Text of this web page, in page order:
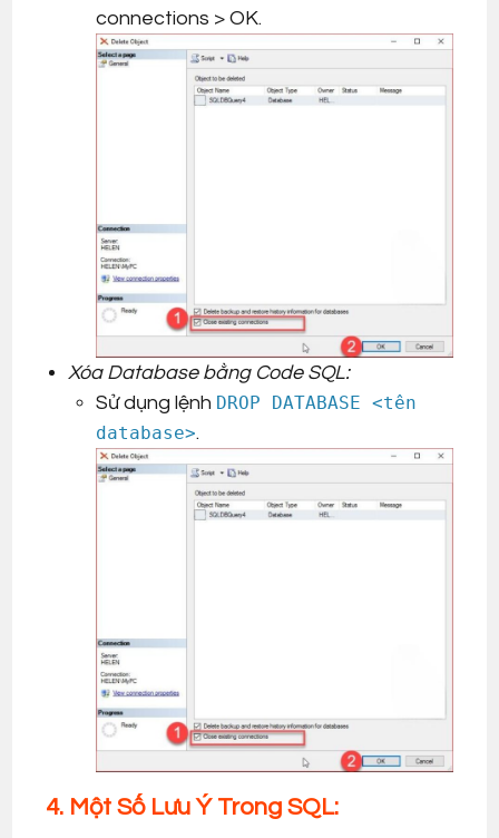
connections > OK.
Xóa Database bằng Code SQL:
Sử dụng lệnh DROP DATABASE <tên
database>.
4. Một Số Lưu Ý Trong SQL: